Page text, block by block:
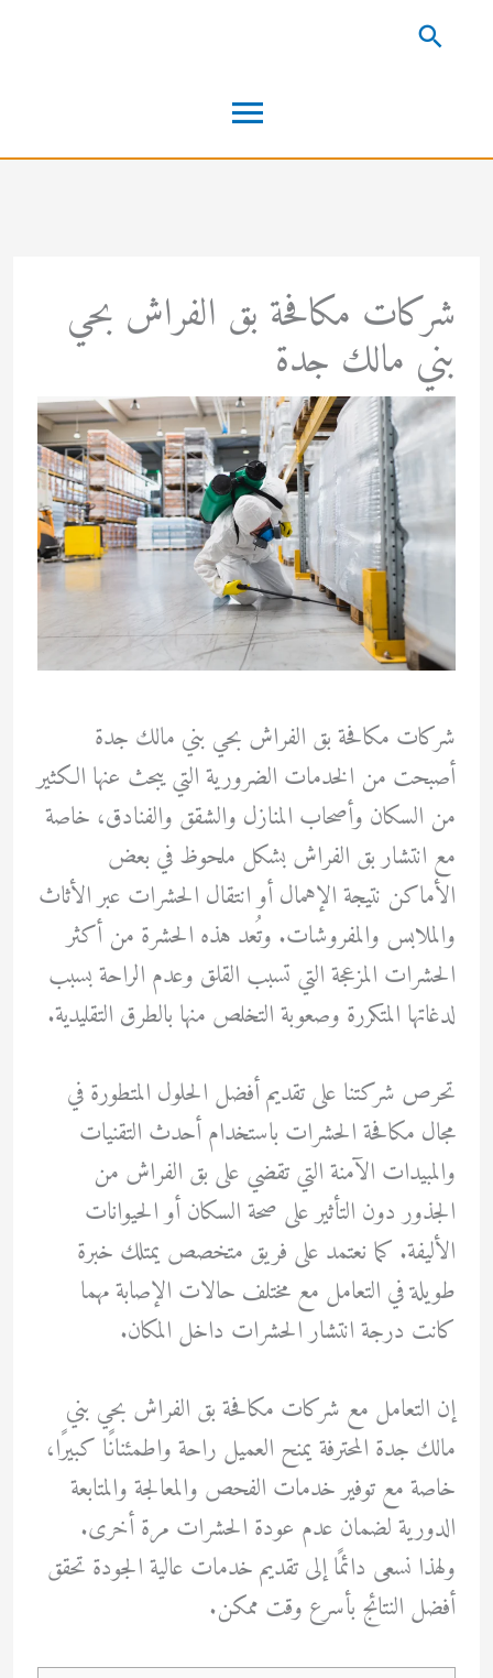
القائمة
الرئيسية
البحث
شركات مكافحة بق الفراش بحي
بني مالك جدة
شركات مكافحة بق الفراش بحي بني مالك جدة
أصبحت من الخدمات الضرورية التي يبحث عنها الكثير
من السكان وأصحاب المنازل والشقق والفنادق، خاصة
مع انتشار بق الفراش بشكل ملحوظ في بعض
الأماكن نتيجة الإهمال أو انتقال الحشرات عبر الأثاث
والملابس والمفروشات. وتُعد هذه الحشرة من أكثر
الحشرات المزعجة التي تسبب القلق وعدم الراحة بسبب
لدغاتها المتكررة وصعوبة التخلص منها بالطرق التقليدية.
تحرص شركتنا على تقديم أفضل الحلول المتطورة في
مجال مكافحة الحشرات باستخدام أحدث التقنيات
والمبيدات الآمنة التي تقضي على بق الفراش من
الجذور دون التأثير على صحة السكان أو الحيوانات
الأليفة. كما نعتمد على فريق متخصص يمتلك خبرة
طويلة في التعامل مع مختلف حالات الإصابة مهما
كانت درجة انتشار الحشرات داخل المكان.
إن التعامل مع شركات مكافحة بق الفراش بحي بني
مالك جدة المحترفة يمنح العميل راحة واطمئنانًا كبيرًا،
خاصة مع توفير خدمات الفحص والمعالجة والمتابعة
الدورية لضمان عدم عودة الحشرات مرة أخرى.
ولهذا نسعى دائمًا إلى تقديم خدمات عالية الجودة تحقق
أفضل النتائج بأسرع وقت ممكن.